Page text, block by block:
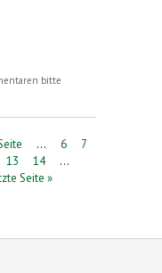
bitte
… 6
7
13 14
…
Seite »